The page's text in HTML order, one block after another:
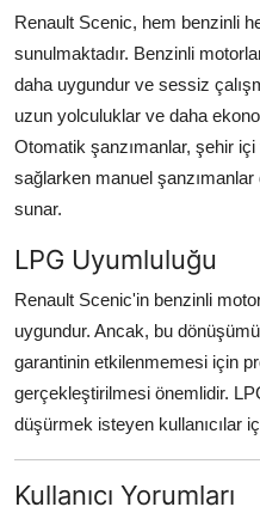
Renault Scenic, hem benzinli
sunulmaktadır. Benzinli
daha uygundur ve sessiz
uzun yolculuklar ve daha
Otomatik şanzımanlar, şehir
sağlarken manuel
sunar.
LPG Uyumluluğu
Renault Scenic'in benzinli
uygundur. Ancak, bu
garantinin etkilenmemesi için
gerçekleştirilmesi önemlidir.
düşürmek isteyen kullanıcılar
Kullanıcı Yorumları